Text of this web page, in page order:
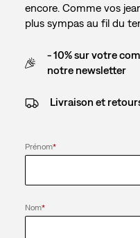
encore. Comme vos
plus sympas au fil du
- 10% sur votre
notre newsletter
Livraison et
Prénom*
Nom*